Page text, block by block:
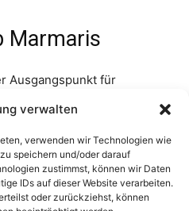
verwalten
verwenden wir Technologien wie
speichern und/oder darauf
zustimmst, können wir Daten
IDs auf dieser Website verarbeiten.
oder zurückziehst, können
Marmaris
Ausgangspunkt für
die eine Fülle von
bieten. Hier sind
ab Marmaris:
Dorf am Dalyan-Fluss ist
Kalksteinfelsen